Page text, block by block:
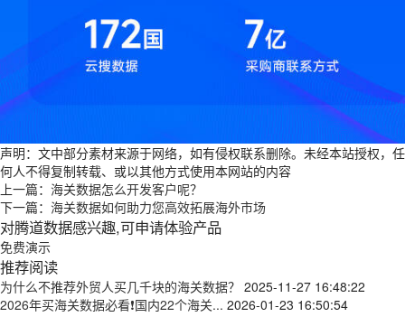
声明：文中部分素材来源于网络，如有侵权联系删除。未经本站授权，任
何人不得复制转载、或以其他方式使用本网站的内容
上一篇： 海关数据怎么开发客户呢？
下一篇： 海关数据如何助力您高效拓展海外市场
对腾道数据感兴趣,可申请体验产品
免费演示
推荐阅读
为什么不推荐外贸人买几千块的海关数据？ 2025-11-27 16:48:22
2026年买海关数据必看❗国内22个海关... 2026-01-23 16:50:54